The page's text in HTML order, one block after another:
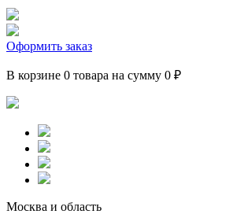
Оформить заказ
В корзине 0 товара на сумму 0 ₽
Москва и область